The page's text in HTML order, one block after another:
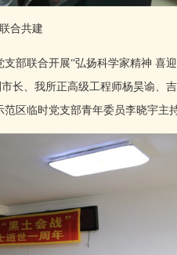
合共建
联合开展“弘扬科学家精神 喜迎
长、我所正高级工程师杨昊谕、
区临时党支部青年委员李晓宇主持